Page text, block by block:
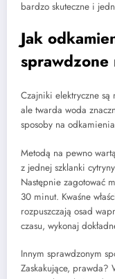
bardzo skuteczne i
Jak
sprawdzone
Czajniki elektryczne
ale twarda woda
sposoby na
Metodą na pewno
z jednej szklanki
Następnie zagotować
30 minut. Kwaśne
rozpuszczają osad
czasu, wykonaj
Innym sprawdzonym
Zaskakujące, prawda?